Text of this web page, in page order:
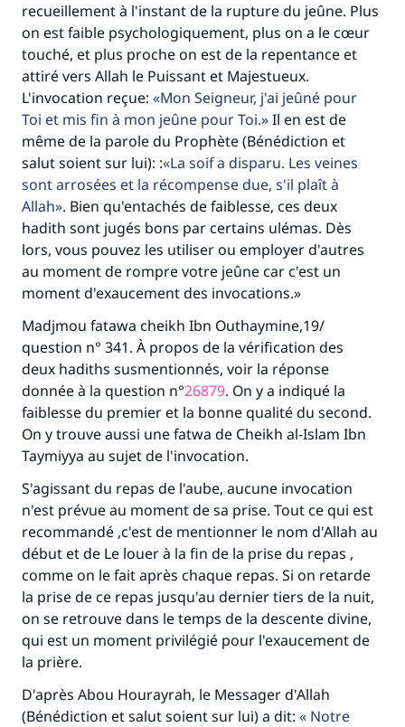
recueillement à l'instant de la rupture du jeûne. Plus
on est faible psychologiquement, plus on a le cœur
touché, et plus proche on est de la repentance et
attiré vers Allah le Puissant et Majestueux.
L'invocation reçue:
Mon Seigneur, j'ai jeûné pour
Toi et mis fin à mon jeûne pour Toi. Il en est de
même de la parole du Prophète (Bénédiction et
salut soient sur lui): : La soif a disparu. Les veines
sont arrosées et la récompense due, s'il plaît à
Allah . Bien qu'entachés de faiblesse, ces deux
hadith sont jugés bons par certains ulémas. Dès
lors, vous pouvez les utiliser ou employer d'autres
au moment de rompre votre jeûne car c'est un
moment d'exaucement des invocations.»
Madjmou fatawa cheikh Ibn Outhaymine,19/
question n° 341. À propos de la vérification des
deux hadiths susmentionnés, voir la réponse
donnée à la question n°26879. On y a indiqué la
faiblesse du premier et la bonne qualité du second.
On y trouve aussi une fatwa de Cheikh al-Islam Ibn
Taymiyya au sujet de l'invocation.
S'agissant du repas de l'aube, aucune invocation
n'est prévue au moment de sa prise. Tout ce qui est
recommandé ,c'est de mentionner le nom d'Allah au
début et de Le louer à la fin de la prise du repas ,
comme on le fait après chaque repas. Si on retarde
la prise de ce repas jusqu'au dernier tiers de la nuit,
on se retrouve dans le temps de la descente divine,
qui est un moment privilégié pour l'exaucement de
la prière.
D'après Abou Hourayrah, le Messager d'Allah
(Bénédiction et salut soient sur lui) a dit:
Notre
Faites une différence dans la vie de
millions de personnes grâce à votre
contribution
Aidez nous à apporter des réponses.
Le Messager d'Allah (Paix sur lui) a dit:
"Celui qui indique une bonne action obtient la
même récompense que celui qui le fait."
(MOUSLIM 1893)
Soutenez IslamQA